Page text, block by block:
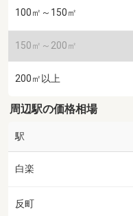
100㎡～150㎡
150㎡～200㎡
200㎡以上
周辺駅の価格相場
駅
白楽
反町